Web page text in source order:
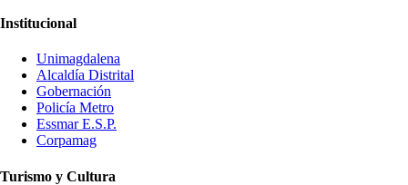
Institucional
Unimagdalena
Alcaldía Distrital
Gobernación
Policía Metro
Essmar E.S.P.
Corpamag
Turismo y Cultura